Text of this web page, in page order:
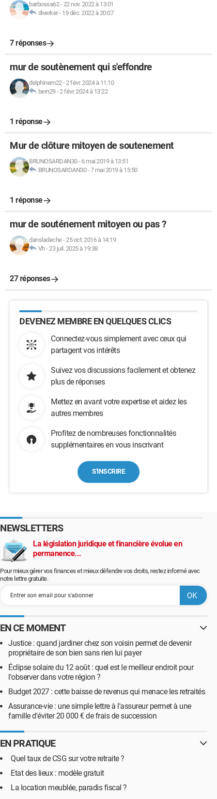
barbossa62-22 nov. 2022 à 13:01
diverker- 19 déc. 2022 à 20:07
7 réponses
mur de soutènement qui s'effondre
delphinem22-2 févr. 2024 à 11:10
bern29-2 févr. 2024 à 13:22
1 réponse
Mur de clôture mitoyen de soutenement
BRUNOSARDAN30- 6 mai 2019 à 13:51
BRUNOSARDAN30-7 mai 2019 à 15:50
1 réponse
mur de souténement mitoyen ou pas ?
dansladeche-25 oct. 2016 à 14:19
Vh-23 juil. 2025 à 19:38
27 réponses
DEVENEZ MEMBRE EN QUELQUES CLICS
Connectez-vous simplement avec ceux qui
partagent vos intérêts
Suivez vos discussions facilement et obtenez
plus de réponses
Mettez en avant votre expertise et aidez les
autres membres
Profitez de nombreuses fonctionnalités
supplémentaires en vous inscrivant
S'INSCRIRE
NEWSLETTERS
La législation juridique et financière évolue en
permanence...
Pour mieux gérer vos finances et mieux défendre vos droits, restez informé avec
notre lettre gratuite.
EN CE MOMENT
Justice : quand jardiner chez son voisin permet de devenir
propriétaire de son bien sans rien lui payer
Éclipse solaire du 12 août : quel est le meilleur endroit pour
l'observer dans votre région ?
Budget 2027 : cette baisse de revenus qui menace les retraités
Assurance-vie : une simple lettre à l'assureur permet à une
famille d'éviter 20 000 € de frais de succession
EN PRATIQUE
Quel taux de CSG sur votre retraite ?
Etat des lieux : modèle gratuit
La location meublée, paradis fiscal ?